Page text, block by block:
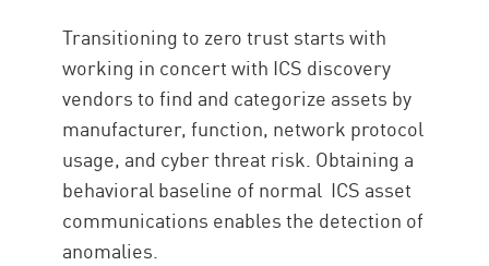
Transitioning to zero trust starts with
working in concert with ICS discovery
vendors to find and categorize assets by
manufacturer, function, network protocol
usage, and cyber threat risk. Obtaining a
behavioral baseline of normal ICS asset
communications enables the detection of
anomalies.